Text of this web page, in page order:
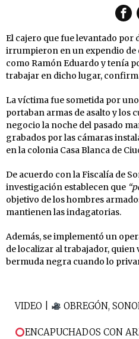
El cajero que fue levantado por
irrumpieron en un expendio de
como Ramón Eduardo y tenía
trabajar en dicho lugar,
La víctima fue sometida por
portaban armas de asalto y los
negocio la noche del pasado
grabados por las cámaras
en la colonia Casa Blanca de
De acuerdo con la Fiscalía de
investigación establecen que
objetivo de los hombres
mantienen las indagatorias.
Además, se implementó un
de localizar al trabajador, quien
bermuda negra cuando lo
VIDEO | OBREGÓN,
ENCAPUCHADOS CON